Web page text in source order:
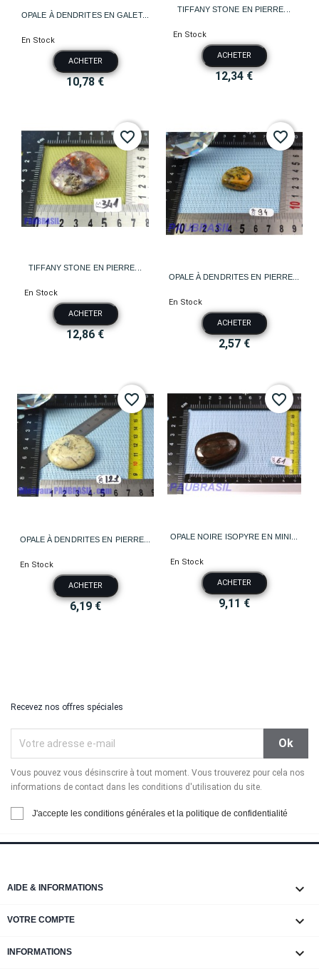
OPALE À DENDRITES EN GALET...
En Stock
ACHETER
10,78 €
TIFFANY STONE EN PIERRE...
En Stock
ACHETER
12,34 €
TIFFANY STONE EN PIERRE...
En Stock
ACHETER
12,86 €
favorite_border
OPALE À DENDRITES EN PIERRE...
En Stock
ACHETER
2,57 €
favorite_border
OPALE À DENDRITES EN PIERRE...
En Stock
ACHETER
6,19 €
favorite_border
OPALE NOIRE ISOPYRE EN MINI...
En Stock
ACHETER
9,11 €
favorite_border
Recevez nos offres spéciales
Vous pouvez vous désinscrire à tout moment. Vous trouverez pour cela nos
informations de contact dans les conditions d'utilisation du site.
J'accepte les conditions générales et la politique de confidentialité
AIDE & INFORMATIONS 
VOTRE COMPTE 
INFORMATIONS keyboard_arrow_down